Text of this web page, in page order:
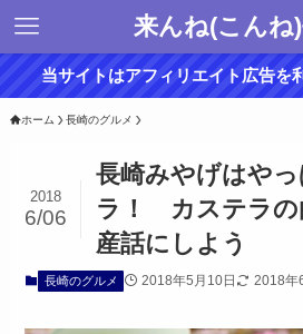
来んね(こんね
当サイトはアフィリエイト広告を
ホーム 長崎のグルメ
長崎みやげはや
ラ！ カステラの
産話にしよう
2018
6/06
長崎のグルメ 2018年5月10日 2018年